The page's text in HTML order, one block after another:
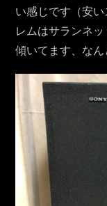
い感じです（安
レムはサランネ
傾いてます、なん